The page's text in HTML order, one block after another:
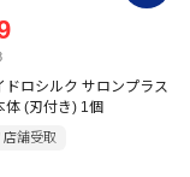
ドロシルク サロンプラス
体 (刃付き) 1個
店舗受取